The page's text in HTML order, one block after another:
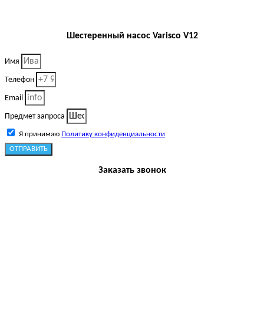
Шестеренный насос Varisco V12
Имя
Телефон
Email
Предмет запроса
Я принимаю Политику конфиденциальности
ОТПРАВИТЬ
Заказать звонок